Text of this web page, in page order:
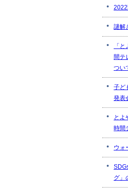
謎解
「
間テ
つい
子ど
発表
とよ
時間
ウォ
グ」